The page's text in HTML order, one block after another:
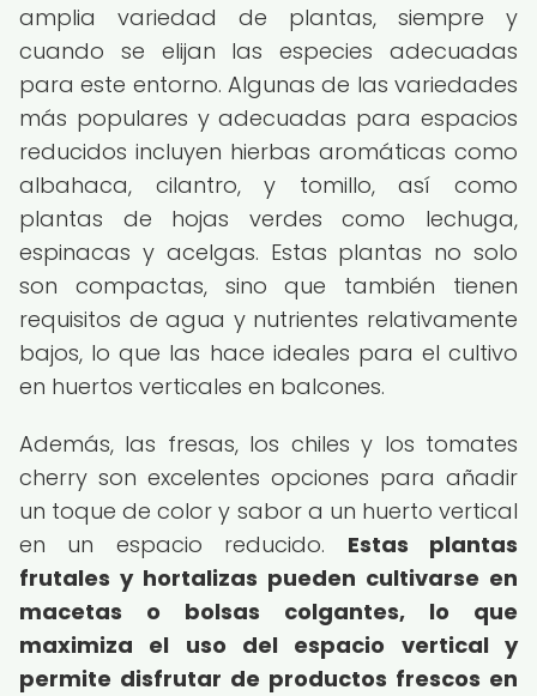
amplia variedad de plantas, siempre y
cuando se elijan las especies adecuadas
para este entorno. Algunas de las variedades
más populares y adecuadas para espacios
reducidos incluyen hierbas aromáticas como
albahaca, cilantro, y tomillo, así como
plantas de hojas verdes como lechuga,
espinacas y acelgas. Estas plantas no solo
son compactas, sino que también tienen
requisitos de agua y nutrientes relativamente
bajos, lo que las hace ideales para el cultivo
en huertos verticales en balcones.
Además, las fresas, los chiles y los tomates
cherry son excelentes opciones para añadir
un toque de color y sabor a un huerto vertical
en un espacio reducido. Estas plantas
frutales y hortalizas pueden cultivarse en
macetas o bolsas colgantes, lo que
maximiza el uso del espacio vertical y
permite disfrutar de productos frescos en